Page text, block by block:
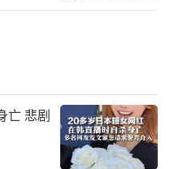
我抱在怀里
亡 悲剧